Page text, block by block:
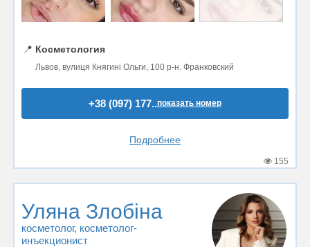
📍 Косметология
Львов, вулиця Княгині Ольги, 100 р-н. Франковский
+38 (097) 177..показать номер
Подробнее
155
Уляна Злобіна
косметолог, косметолог-
инъекционист